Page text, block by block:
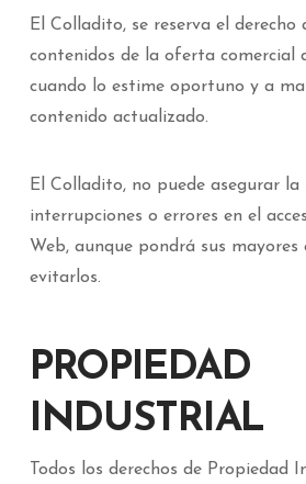
El Colladito, se reserva el derecho
contenidos de la oferta comercial
cuando lo estime oportuno y a
contenido actualizado.
El Colladito, no puede asegurar la
interrupciones o errores en el
Web, aunque pondrá sus mayores
evitarlos.
PROPIEDAD
INDUSTRIAL
Todos los derechos de Propiedad